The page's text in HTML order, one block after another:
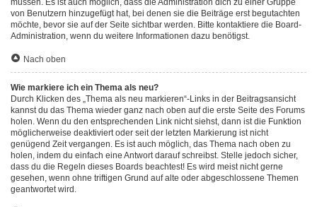
müssen. Es ist auch möglich, dass die Administration dich zu einer Gruppe
von Benutzern hinzugefügt hat, bei denen sie die Beiträge erst begutachten
möchte, bevor sie auf der Seite sichtbar werden. Bitte kontaktiere die Board-
Administration, wenn du weitere Informationen dazu benötigst.
Nach oben
Wie markiere ich ein Thema als neu?
Durch Klicken des „Thema als neu markieren“-Links in der Beitragsansicht
kannst du das Thema wieder ganz nach oben auf die erste Seite des Forums
holen. Wenn du den entsprechenden Link nicht siehst, dann ist die Funktion
möglicherweise deaktiviert oder seit der letzten Markierung ist nicht
genügend Zeit vergangen. Es ist auch möglich, das Thema nach oben zu
holen, indem du einfach eine Antwort darauf schreibst. Stelle jedoch sicher,
dass du die Regeln dieses Boards beachtest! Es wird meist nicht gerne
gesehen, wenn ohne triftigen Grund auf alte oder abgeschlossene Themen
geantwortet wird.